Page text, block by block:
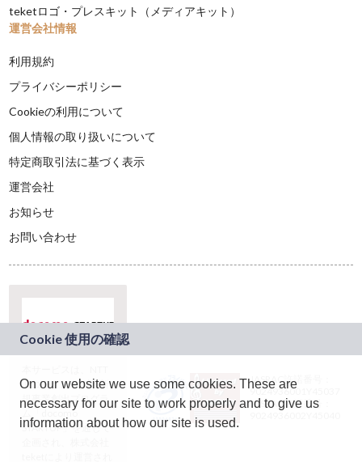
teketロゴ・プレスキット（メディアキット）
運営会社情報
利用規約
プライバシーポリシー
Cookieの利用について
個人情報の取り扱いについて
特定商取引法に基づく表示
運営会社
お知らせ
お問い合わせ
ドコモグループの新
規事業創出プログラ
ム「docomo
STARTUP」を通じて
JASRAC許諾番号：
9024936001Y45037
JASRAC許諾番号：
On our website we use some cookies. These are
necessary for our site to work properly and to give us
information about how our site is used.